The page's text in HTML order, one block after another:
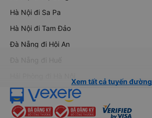
Hà Nội đi Sa Pa
Hà Nội đi Tam Đảo
Đà Nẵng đi Hội An
Đà Nẵng đi Huế
Xem tất cả tuyến đường